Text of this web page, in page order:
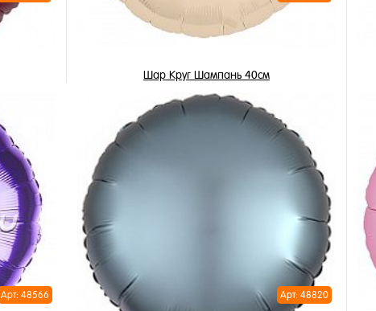
Шар Круг Шампань 40см
355 ₽ / шт
В избранное
Арт: 48566 Арт: 48820